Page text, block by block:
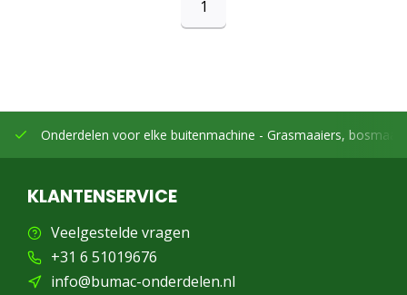
1
Onderdelen voor elke buitenmachine - Grasmaaiers,
KLANTENSERVICE
Veelgestelde vragen
+31 6 51019676
info@bumac-onderdelen.nl